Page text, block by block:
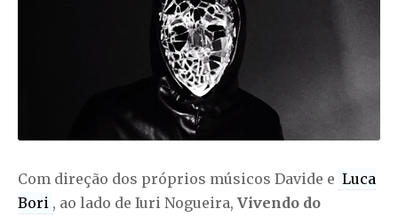
Com direção dos próprios músicos Davide e Luca
Bori , ao lado de Iuri Nogueira, Vivendo do